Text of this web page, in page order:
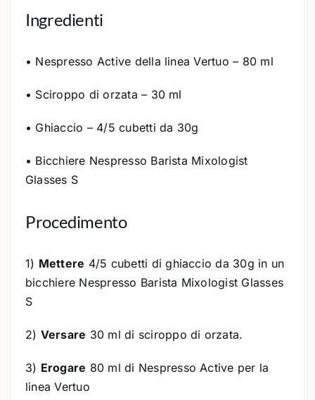
Ingredienti
• Nespresso Active della linea Vertuo – 80 ml
• Sciroppo di orzata – 30 ml
• Ghiaccio – 4/5 cubetti da 30g
• Bicchiere Nespresso Barista Mixologist
Glasses S
Procedimento
1) Mettere 4/5 cubetti di ghiaccio da 30g in un
bicchiere Nespresso Barista Mixologist Glasses
S
2) Versare 30 ml di sciroppo di orzata.
3) Erogare 80 ml di Nespresso Active per la
linea Vertuo